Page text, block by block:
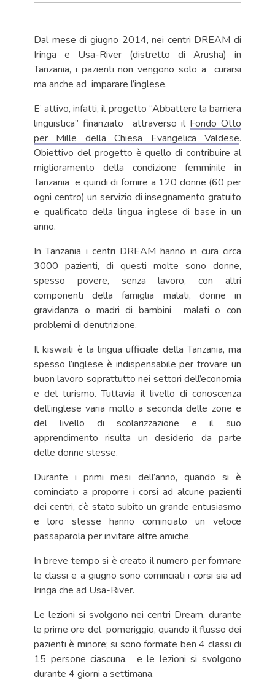
Dal mese di giugno 2014, nei centri DREAM di
Iringa e Usa-River (distretto di Arusha) in
Tanzania, i pazienti non vengono solo a curarsi
ma anche ad imparare l’inglese.
E’ attivo, infatti, il progetto “Abbattere la barriera
linguistica” finanziato attraverso il Fondo Otto
per Mille della Chiesa Evangelica Valdese.
Obiettivo del progetto è quello di contribuire al
miglioramento della condizione femminile in
Tanzania e quindi di fornire a 120 donne (60 per
ogni centro) un servizio di insegnamento gratuito
e qualificato della lingua inglese di base in un
anno.
In Tanzania i centri DREAM hanno in cura circa
3000 pazienti, di questi molte sono donne,
spesso povere, senza lavoro, con altri
componenti della famiglia malati, donne in
gravidanza o madri di bambini malati o con
problemi di denutrizione.
Il kiswaili è la lingua ufficiale della Tanzania, ma
spesso l’inglese è indispensabile per trovare un
buon lavoro soprattutto nei settori dell’economia
e del turismo. Tuttavia il livello di conoscenza
dell’inglese varia molto a seconda delle zone e
del livello di scolarizzazione e il suo
apprendimento risulta un desiderio da parte
delle donne stesse.
Durante i primi mesi dell’anno, quando si è
cominciato a proporre i corsi ad alcune pazienti
dei centri, c’è stato subito un grande entusiasmo
e loro stesse hanno cominciato un veloce
passaparola per invitare altre amiche.
In breve tempo si è creato il numero per formare
le classi e a giugno sono cominciati i corsi sia ad
Iringa che ad Usa-River.
Le lezioni si svolgono nei centri Dream, durante
le prime ore del pomeriggio, quando il flusso dei
pazienti è minore; si sono formate ben 4 classi di
15 persone ciascuna, e le lezioni si svolgono
durante 4 giorni a settimana.